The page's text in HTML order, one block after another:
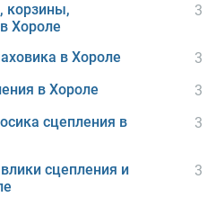
корзины,
Хороле
3
в Хороле
3
в Хороле
3
сцепления в
3
сцепления и
3